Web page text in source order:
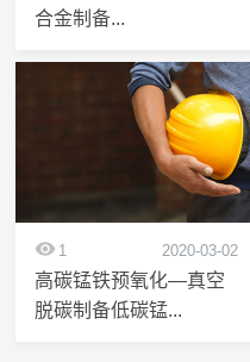
合金制备...
1 2020-03-02
高碳锰铁预氧化—真空
脱碳制备低碳锰...